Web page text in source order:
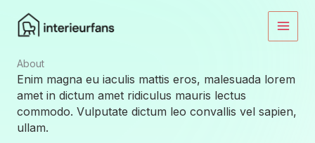
naar
About​
Enim magna eu iaculis mattis eros, malesuada lorem
amet in dictum amet ridiculus mauris lectus
commodo. Vulputate dictum leo convallis vel sapien,
ullam.